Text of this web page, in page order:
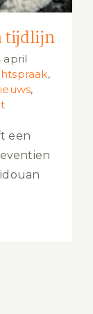
tijdlijn
april
,
,
een